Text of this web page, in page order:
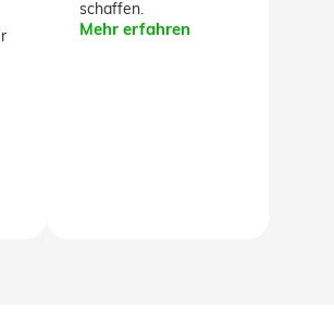
schaffen.
Mehr erfahren